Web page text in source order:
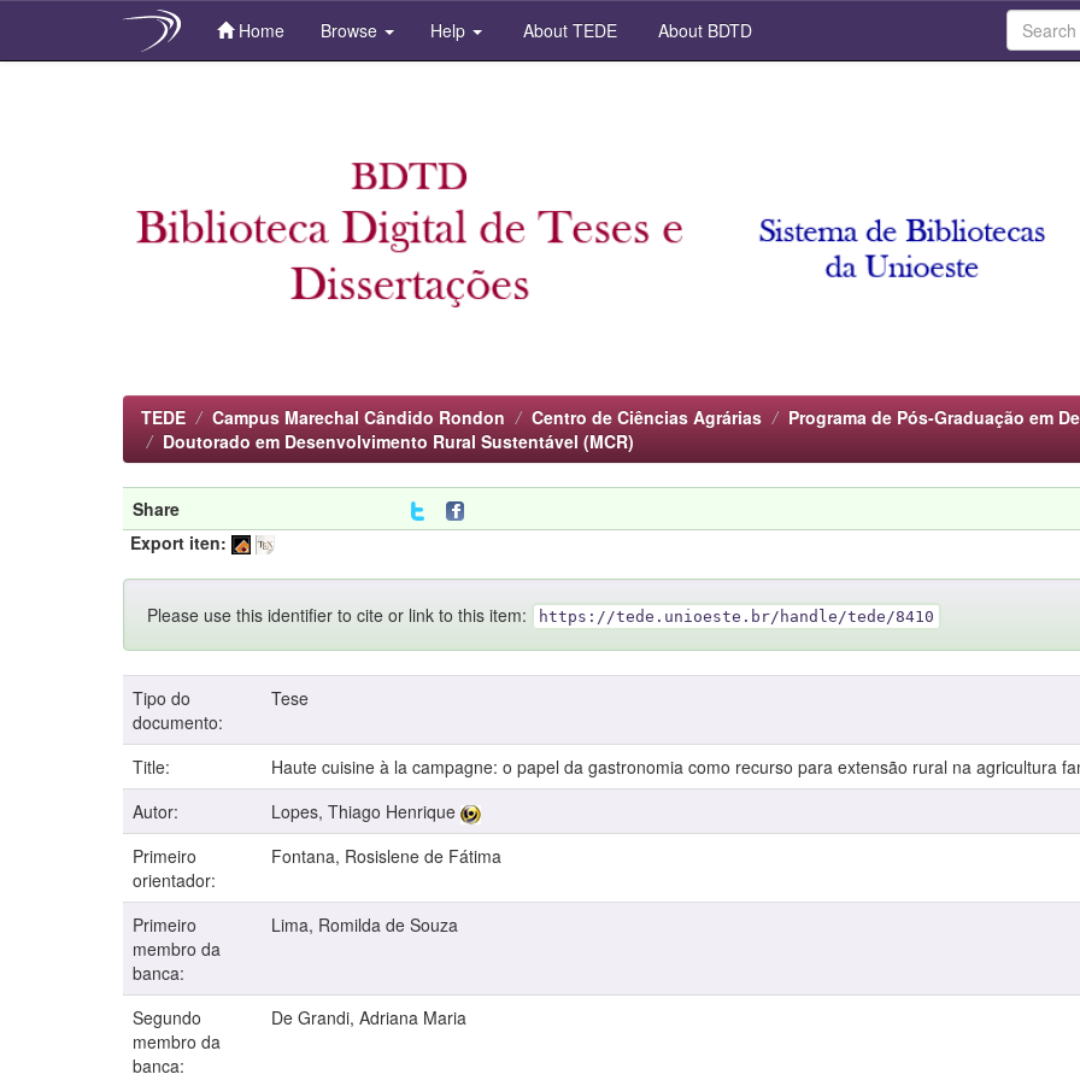
Home Browse Help About TEDE About BDTD
TEDE Campus Marechal Cândido Rondon Centro de Ciências Agrárias
Programa de Pós-Graduação em
Doutorado em Desenvolvimento Rural Sustentável (MCR)
Share
Export iten:
Please use this identifier to cite or link to this item: https://tede.unioeste.br/handle/tede/8410
Tipo do
documento:
Tese
Title:
Haute cuisine à la campagne: o papel da gastronomia como recurso para extensão rural na agricultura
Autor:
Lopes, Thiago Henrique
Primeiro
orientador:
Fontana, Rosislene de Fátima
Primeiro
membro da
banca:
Lima, Romilda de Souza
Segundo
membro da
banca:
De Grandi, Adriana Maria